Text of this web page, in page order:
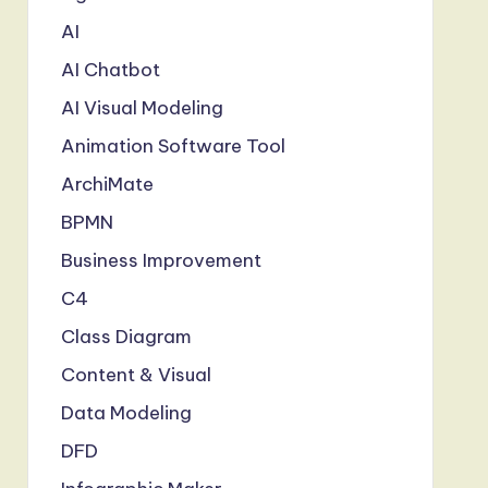
AI
AI Chatbot
AI Visual Modeling
Animation Software Tool
ArchiMate
BPMN
Business Improvement
C4
Class Diagram
Content & Visual
Data Modeling
DFD